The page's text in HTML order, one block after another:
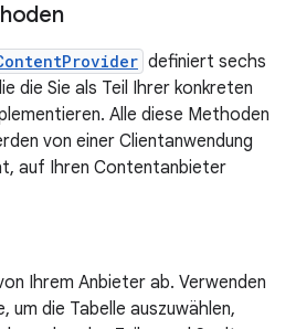
definiert sechs
die Sie als Teil Ihrer konkreten
Alle diese Methoden
von einer Clientanwendung
auf Ihren Contentanbieter
Ihrem Anbieter ab. Verwenden
um die Tabelle auszuwählen,